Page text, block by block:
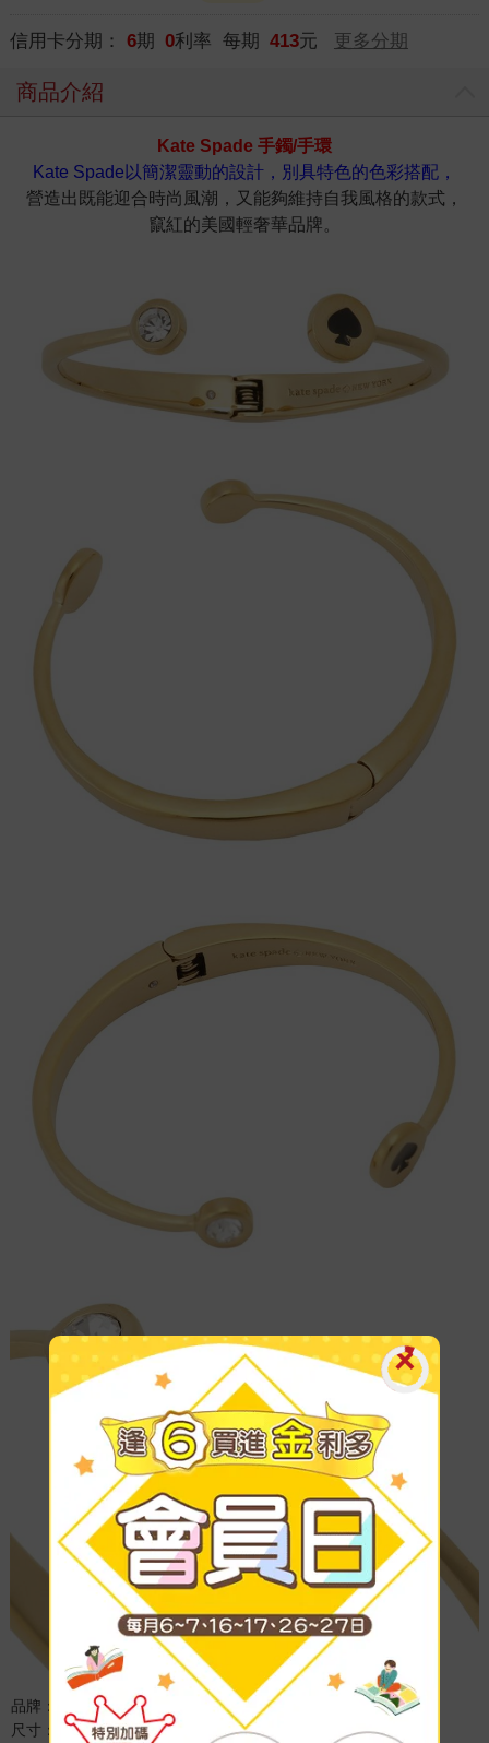
信用卡分期： 6期 0利率 每期 413元 更多分期
商品介紹
Kate Spade 手鐲/手環
Kate Spade以簡潔靈動的設計，別具特色的色彩搭配，
營造出既能迎合時尚風潮，又能夠維持自我風格的款式，
竄紅的美國輕奢華品牌。
品牌：KATE SPADE
尺寸：約寬0.1-0.7CMX寬15.5CM